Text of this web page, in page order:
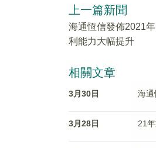
上一篇新聞
海通恆信發佈2021
利能力大幅提升
相關文章
3月30日 海通
3月28日 21